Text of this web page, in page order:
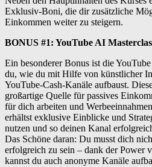
Exklusiv-Boni, die dir zusätzliche
Einkommen weiter zu steigern.
BONUS #1: YouTube AI
Ein besonderer Bonus ist die
du, wie du mit Hilfe von künstlicher
YouTube-Cash-Kanäle aufbaust.
großartige Quelle für passives
für dich arbeiten und
erhältst exklusive Einblicke und
nutzen und so deinen Kanal
Das Schöne daran: Du musst dich
erfolgreich zu sein – dank der Power
kannst du auch anonyme Kanäle